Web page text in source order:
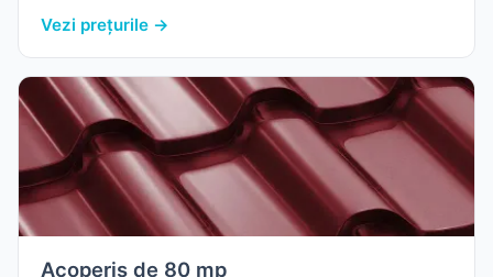
nostru și o marjă uzuală pentru pierderi la debitare.
Vezi prețurile →
Acoperiș de 80 mp